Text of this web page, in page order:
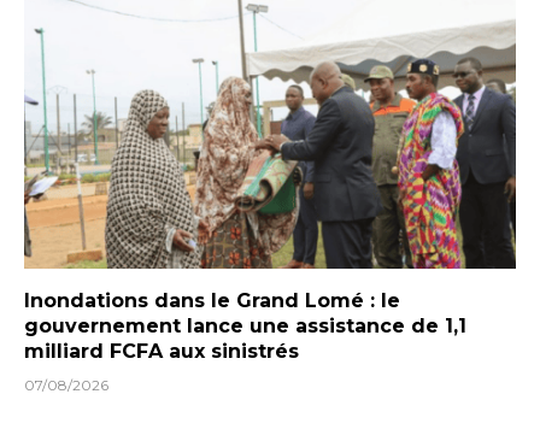
Inondations dans le Grand Lomé : le
gouvernement lance une assistance de 1,1
milliard FCFA aux sinistrés
07/08/2026